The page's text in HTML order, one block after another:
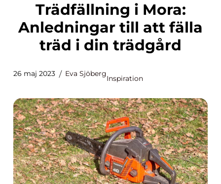
Trädfällning i Mora:
Anledningar till att fälla
träd i din trädgård
26 maj 2023 Eva Sjöberg
Inspiration